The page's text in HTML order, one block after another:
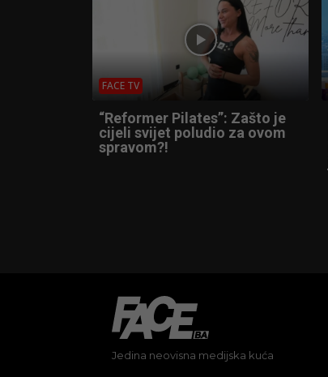
FACE TV
“Reformer Pilates”: Zašto je
cijeli svijet poludio za ovom
spravom?!
Jedina neovisna medijska kuća